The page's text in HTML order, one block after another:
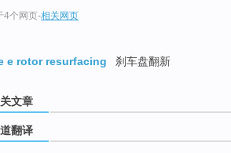
4个网页-相关网页
e rotor resurfacing
刹车盘翻新
文章
翻译